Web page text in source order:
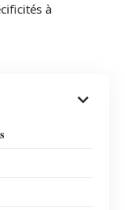
à